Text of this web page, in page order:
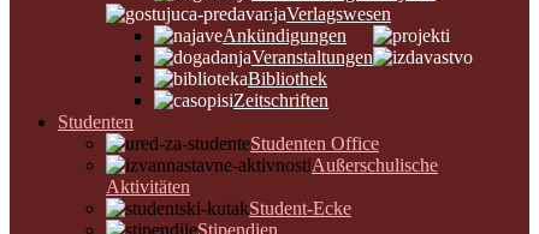
Ankündigungen
Veranstaltungen
Verlagswesen
Bibliothek
Zeitschriften
Studenten
Studenten Office
Außerschulische
Aktivitäten
Student-Ecke
Stipendien